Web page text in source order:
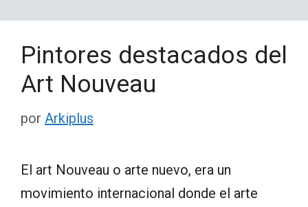
Pintores destacados del
Art Nouveau
por Arkiplus
El art Nouveau o arte nuevo, era un
movimiento internacional donde el arte